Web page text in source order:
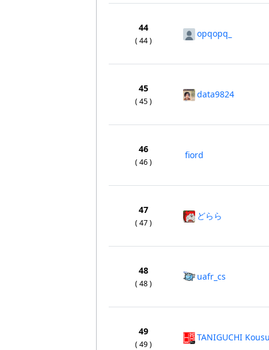
44
( 44 )
opqopq_
45
( 45 )
data9824
46
( 46 )
fiord
47
( 47 )
どらら
48
( 48 )
uafr_cs
49
( 49 )
TANIGUCHI